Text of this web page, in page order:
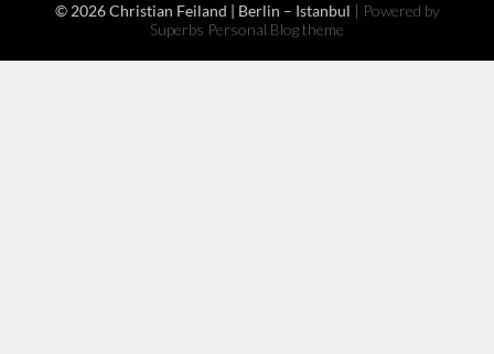
© 2026 Christian Feiland | Berlin – Istanbul | Powered by
Superbs Personal Blog theme